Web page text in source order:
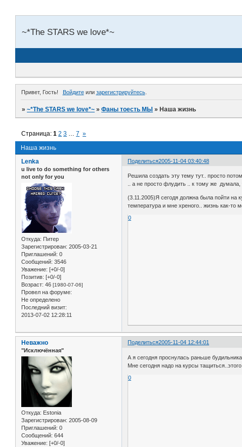
~*The STARS we love*~
Привет, Гость! Войдитеили зарегистрируйтесь.
»~*The STARS we love*~ »Фаны тоесть МЫ »Наша жизнь
Наша жизнь
Страница:1 2 3 … 7 »
Поделиться2005-11-04 03:40:48
Lenka
u live to do something for others
not only for you
Откуда: Питер
Зарегистрирован: 2005-03-21
Приглашений: 0
Сообщений: 3546
Уважение: [+0/-0]
Позитив: [+0/-0]
Возраст: 46 [1980-07-06]
Провел на форуме:
Не определено
Последний визит:
2013-07-02 12:28:11
Решила создать эту тему тут.. просто
.. а не просто флудить .. к тому же
(3.11.2005)Я сегодя должна была пойти на
температура и мне хреного.. жизнь как-
0
Поделиться2005-11-04 12:44:01
Неважно
"Исключённая"
Откуда: Estonia
Зарегистрирован: 2005-08-09
Приглашений: 0
Сообщений: 644
Уважение: [+0/-0]
А я сегодня проснулась раньше
Мне сегодня надо на курсы
0